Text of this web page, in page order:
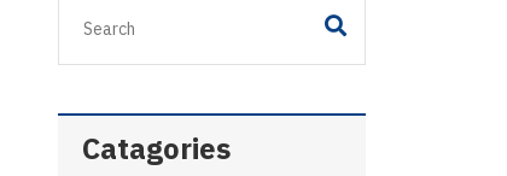
Catagories